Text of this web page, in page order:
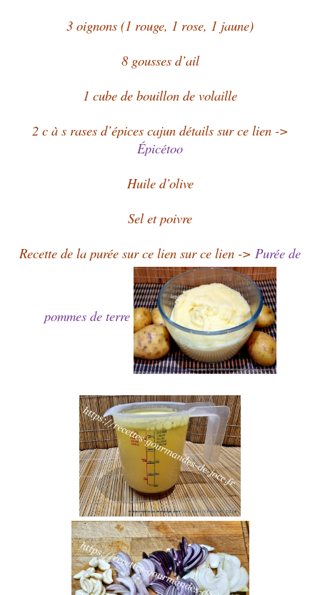
3 oignons (1 rouge, 1 rose, 1 jaune)
8 gousses d’ail
1 cube de bouillon de volaille
2 c à s rases d’épices cajun détails sur ce lien ->
Épicétoo
Huile d’olive
Sel et poivre
Recette de la purée sur ce lien sur ce lien -> Purée de
pommes de terre